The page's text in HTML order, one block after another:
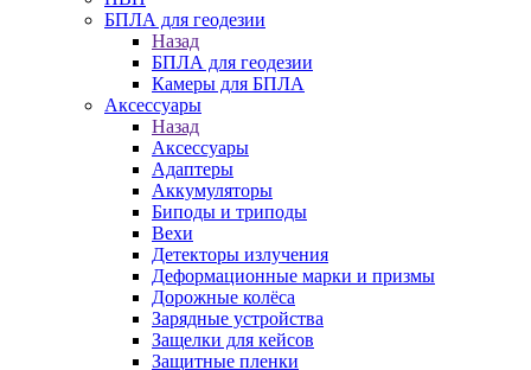
БПЛА для геодезии
Назад
БПЛА для геодезии
Камеры для БПЛА
Аксессуары
Назад
Аксессуары
Адаптеры
Аккумуляторы
Биподы и триподы
Вехи
Детекторы излучения
Деформационные марки и призмы
Дорожные колёса
Зарядные устройства
Защелки для кейсов
Защитные пленки